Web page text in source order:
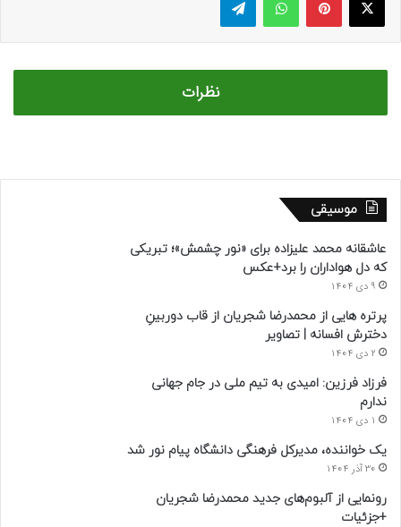
نظرات
موسیقی
عاشقانه محمد علیزاده برای «نور چشمش»؛ تبریکی
که دل هواداران را برد+عکس
9 دی 1404
پرتره هایی از محمدرضا شجریان از قاب دوربینِ
دخترش افسانه | تصاویر
2 دی 1404
فرزاد فرزین: امیدی به تیم ملی در جام جهانی
ندارم
1 دی 1404
یک خواننده، مدیرکل فرهنگی دانشگاه پیام نور شد
30 آذر 1404
رونمایی از آلبوم‌های جدید محمدرضا شجریان
+جزئیات